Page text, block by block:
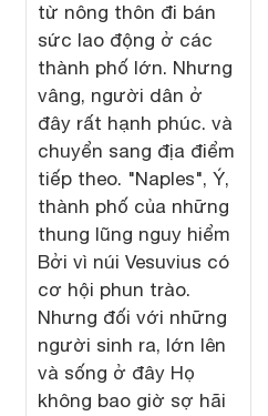
từ nông thôn đi bán
sức lao động ở các
thành phố lớn. Nhưng
vâng, người dân ở
đây rất hạnh phúc. và
chuyển sang địa điểm
tiếp theo. "Naples", Ý,
thành phố của những
thung lũng nguy hiểm
Bởi vì núi Vesuvius có
cơ hội phun trào.
Nhưng đối với những
người sinh ra, lớn lên
và sống ở đây Họ
không bao giờ sợ hãi